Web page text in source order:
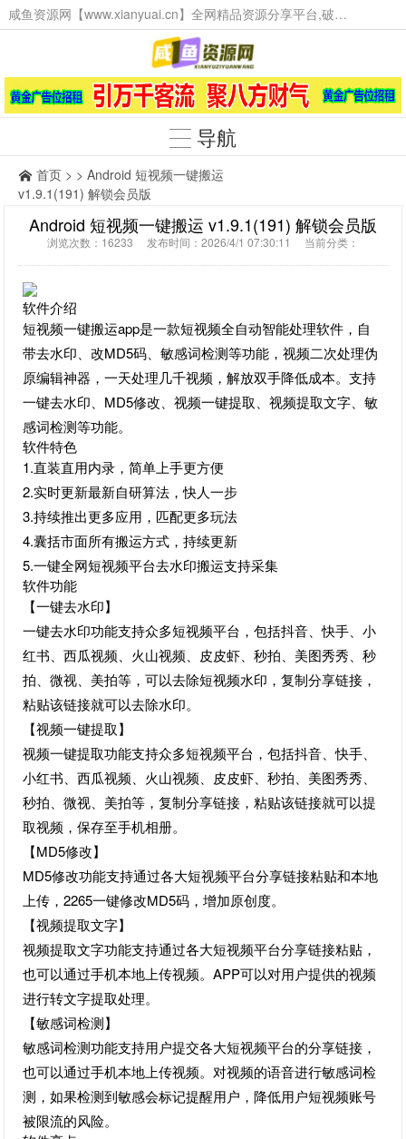
咸鱼资源网【www.xianyuai.cn】全网精品资源分享平台,破解软件,技术源码,火爆项目,工具辅助,这里无所不有。
导航
首页 > > Android 短视频一键搬运
v1.9.1(191) 解锁会员版
Android 短视频一键搬运 v1.9.1(191) 解锁会员版
浏览次数：16233 发布时间：2026/4/1 07:30:11 当前分类：
软件介绍
短视频一键搬运app是一款短视频全自动智能处理软件，自
带去水印、改MD5码、敏感词检测等功能，视频二次处理伪
原编辑神器，一天处理几千视频，解放双手降低成本。支持
一键去水印、MD5修改、视频一键提取、视频提取文字、敏
感词检测等功能。
软件特色
1.直装直用内录，简单上手更方便
2.实时更新最新自研算法，快人一步
3.持续推出更多应用，匹配更多玩法
4.囊括市面所有搬运方式，持续更新
5.一键全网短视频平台去水印搬运支持采集
软件功能
【一键去水印】
一键去水印功能支持众多短视频平台，包括抖音、快手、小
红书、西瓜视频、火山视频、皮皮虾、秒拍、美图秀秀、秒
拍、微视、美拍等，可以去除短视频水印，复制分享链接，
粘贴该链接就可以去除水印。
【视频一键提取】
视频一键提取功能支持众多短视频平台，包括抖音、快手、
小红书、西瓜视频、火山视频、皮皮虾、秒拍、美图秀秀、
秒拍、微视、美拍等，复制分享链接，粘贴该链接就可以提
取视频，保存至手机相册。
【MD5修改】
MD5修改功能支持通过各大短视频平台分享链接粘贴和本地
上传，2265一键修改MD5码，增加原创度。
【视频提取文字】
视频提取文字功能支持通过各大短视频平台分享链接粘贴，
也可以通过手机本地上传视频。APP可以对用户提供的视频
进行转文字提取处理。
【敏感词检测】
敏感词检测功能支持用户提交各大短视频平台的分享链接，
也可以通过手机本地上传视频。对视频的语音进行敏感词检
测，如果检测到敏感会标记提醒用户，降低用户短视频账号
被限流的风险。